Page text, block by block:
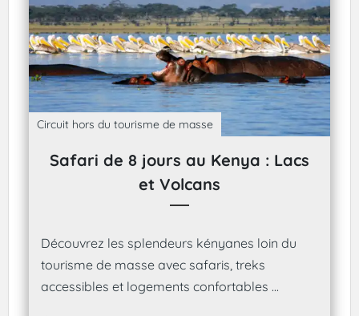
Circuit hors du tourisme de masse
Safari de 8 jours au Kenya : Lacs
et Volcans
Découvrez les splendeurs kényanes loin du
tourisme de masse avec safaris, treks
accessibles et logements confortables ...